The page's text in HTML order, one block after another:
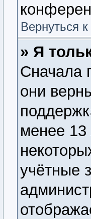
Вернуться
» Я
Сначала
они
менее 13
учётные